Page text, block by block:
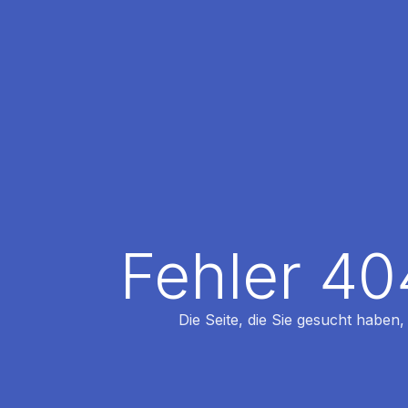
Fehler
Die Seite, die Sie gesucht